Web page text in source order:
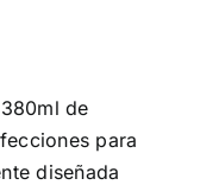
de
para
diseñada